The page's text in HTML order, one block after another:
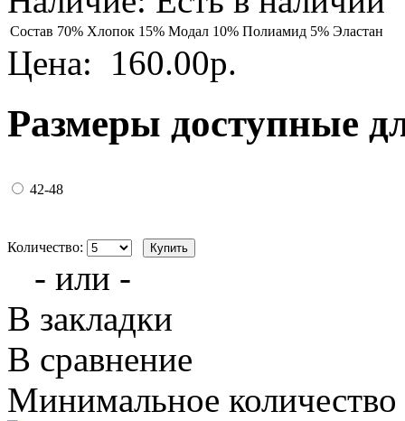
Состав 70% Хлопок 15% Модал 10% Полиамид 5% Эластан
Цена: 160.00р.
Размеры доступные
42-48
Количество:
- или -
В закладки
В сравнение
Минимальное количество